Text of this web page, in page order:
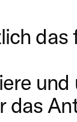
das
und
das